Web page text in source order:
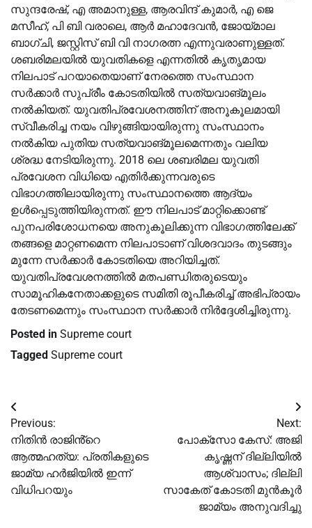
സുന്ദരേഷ്, എ അമാനുള്ള, ആരവിന്ദ് കുമാർ, എ ജെ
മസീഹ്, പി ബി വരാലെ, ആർ മഹാദേവൻ, ജോയ്മാല
ബാഗ്ചി, ജസ്റ്റിസ്‌ ബി വി നാഗരത്ന എന്നുവരാണുള്ളത്.
ശബരിമലയില്‍ യുവതികളെ എന്നതില്‍ കൃതൃമായ
നിലപാട് പറയാതെയാണ് നേരത്തെ സംസ്ഥാന
സർക്കാർ സുപ്രീം കോടതിയില്‍ സത്യവാങ്മൂലം
നല്‍കിയത്. യുവതിപ്രവേശനത്തിന് അനൂകൂലമായി
സ്വീകരിച്ച നയം വിഴുങ്ങിയായിരുന്നു സംസ്ഥാനം
നല്‍കിയ പുതിയ സത്യവാങ്മൂലമെന്നതും വലിയ
ശ്രദ്ധ നേടിയിരുന്നു. 2018 ലെ ശബരിമല യുവതി
പ്രവേശന വിധിയെ എതിർക്കുന്നവരുടെ
വിഭാഗത്തിലായിരുന്നു സംസ്ഥാനത്തെ ആദ്യം
ഉള്‍പ്പെടുത്തിയിരുന്നത്. ഈ നിലപാട് മാറ്റിക്കൊണ്ട്
പുനപരിശോധനയെ അനുകൂലിക്കുന്ന വിഭാഗത്തിലേക്ക്
തങ്ങളെ മാറ്റണമെന്ന നിലപാടാണ് വിശദവാദം തുടങ്ങും
മുന്നേ സർക്കാർ കോടതിയെ അറിയിച്ചത്.
യുവതിപ്രവേശനത്തില്‍ മതപണ്ഡിതരുടെയും
സാമൂഹികനേതാക്കളുടെ സമിതി രൂപീകരിച്ച്‌ അഭിപ്രായം
തേടണമെന്നും സംസ്ഥാന സർക്കാർ നിർദ്ദേശിച്ചിരുന്നു.
Posted in Supreme court
Tagged Supreme court
Post
navigation
Previous:
നിതിൻ രാജിൻ്റെ
ആത്മഹത്യ: പ്രതികളുടെ
ജാമ്യ ഹര്‍ജിയില്‍ ഇന്ന്
വിധിപറയും
Next:
പോക്സോ കേസ്: അജി
കൃഷ്ണന് ദില്ലിയില്‍
ആശ്വാസം; ദില്ലി
സാകേത് കോടതി മുൻകൂര്‍
ജാമ്യം അനുവദിച്ചു